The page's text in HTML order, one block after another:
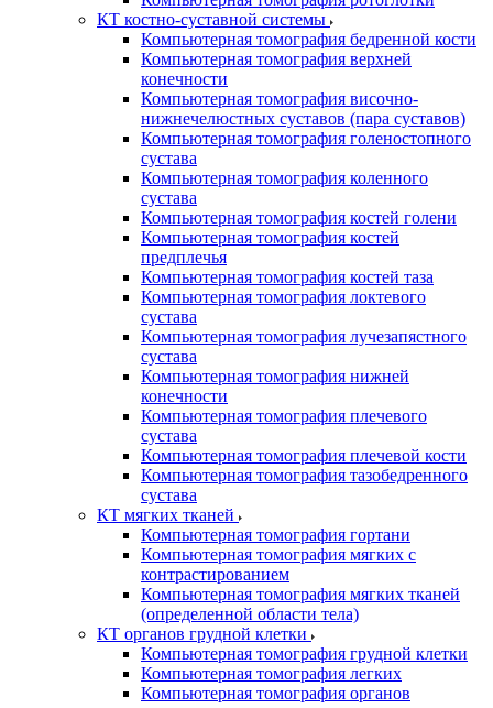
КТ костно-суставной системы
Компьютерная томография бедренной кости
Компьютерная томография верхней
конечности
Компьютерная томография височно-
нижнечелюстных суставов (пара суставов)
Компьютерная томография голеностопного
сустава
Компьютерная томография коленного
сустава
Компьютерная томография костей голени
Компьютерная томография костей
предплечья
Компьютерная томография костей таза
Компьютерная томография локтевого
сустава
Компьютерная томография лучезапястного
сустава
Компьютерная томография нижней
конечности
Компьютерная томография плечевого
сустава
Компьютерная томография плечевой кости
Компьютерная томография тазобедренного
сустава
КТ мягких тканей
Компьютерная томография гортани
Компьютерная томография мягких с
контрастированием
Компьютерная томография мягких тканей
(определенной области тела)
КТ органов грудной клетки
Компьютерная томография грудной клетки
Компьютерная томография легких
Компьютерная томография органов